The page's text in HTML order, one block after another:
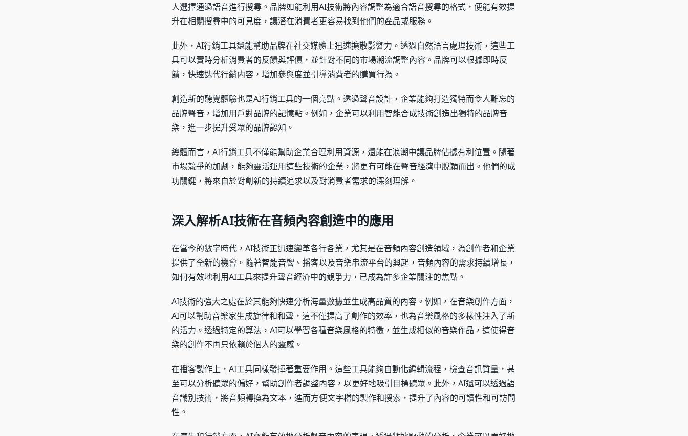
人選擇通過語音進行搜尋。品牌如能利用AI技術將內容調整為適合語音搜尋的格式，便能有效提
升在相關搜尋中的可見度，讓潛在消費者更容易找到他們的產品或服務。
此外，AI行銷工具還能幫助品牌在社交媒體上迅速擴散影響力。透過自然語言處理技術，這些工
具可以實時分析消費者的反饋與評價，並針對不同的市場潮流調整內容。品牌可以根據即時反
饋，快速迭代行銷内容，增加參與度並引導消費者的購買行為。
創造新的聽覺體驗也是AI行銷工具的一個亮點。透過聲音設計，企業能夠打造獨特而令人難忘的
品牌聲音，增加用戶對品牌的記憶點。例如，企業可以利用智能合成技術創造出獨特的品牌音
樂，進一步提升受眾的品牌認知。
總體而言，AI行銷工具不僅能幫助企業合理利用資源，還能在浪潮中讓品牌佔據有利位置。隨著
市場競爭的加劇，能夠靈活運用這些技術的企業，將更有可能在聲音經濟中脫穎而出。他們的成
功關鍵，將來自於對創新的持續追求以及對消費者需求的深刻理解。
深入解析AI技術在音頻內容創造中的應用
在當今的數字時代，AI技術正迅速變革各行各業，尤其是在音頻內容創造領域，為創作者和企業
提供了全新的機會。隨著智能音響、播客以及音樂串流平台的興起，音頻內容的需求持續增長，
如何有效地利用AI工具來提升聲音經濟中的競爭力，已成為許多企業關注的焦點。
AI技術的強大之處在於其能夠快速分析海量數據並生成高品質的內容。例如，在音樂創作方面，
AI可以幫助音樂家生成旋律和和聲，這不僅提高了創作的效率，也為音樂風格的多樣性注入了新
的活力。透過特定的算法，AI可以學習各種音樂風格的特徵，並生成相似的音樂作品，這使得音
樂的創作不再只依賴於個人的靈感。
在播客製作上，AI工具同樣發揮著重要作用。這些工具能夠自動化編輯流程，檢查音訊質量，甚
至可以分析聽眾的偏好，幫助創作者調整內容，以更好地吸引目標聽眾。此外，AI還可以透過語
音識別技術，將音頻轉換為文本，進而方便文字檔的製作和搜索，提升了內容的可讀性和可訪問
性。